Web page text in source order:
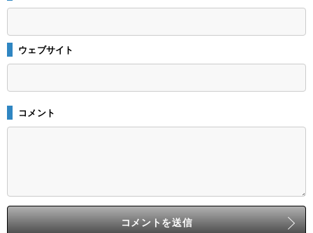
ウェブサイト
コメント